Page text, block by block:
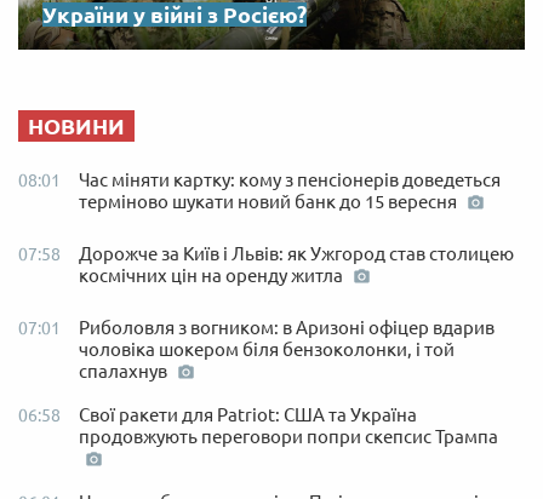
України у війні з Росією?
НОВИНИ
08:01
Час міняти картку: кому з пенсіонерів доведеться
терміново шукати новий банк до 15 вересня
07:58
Дорожче за Київ і Львів: як Ужгород став столицею
космічних цін на оренду житла
07:01
Риболовля з вогником: в Аризоні офіцер вдарив
чоловіка шокером біля бензоколонки, і той
спалахнув
06:58
Свої ракети для Patriot: США та Україна
продовжують переговори попри скепсис Трампа